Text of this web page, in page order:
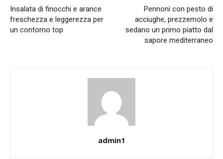
Insalata di finocchi e arance
freschezza e leggerezza per
un contorno top
Pennoni con pesto di
acciughe, prezzemolo e
sedano un primo piatto dal
sapore mediterraneo
admin1